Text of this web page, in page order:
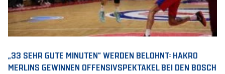
„33 SEHR GUTE MINUTEN“ WERDEN BELOHNT: HAKRO
MERLINS GEWINNEN OFFENSIVSPEKTAKEL BEI DEN BOSCH